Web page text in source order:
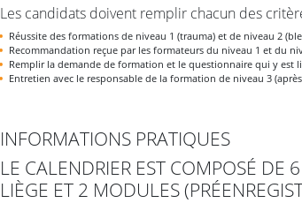
Les candidats doivent remplir chacun des
Réussite des formations de niveau 1 (trauma) et de niveau 2
Recommandation reçue par les formateurs du niveau 1 et du
Remplir la demande de formation et le questionnaire qui y est
Entretien avec le responsable de la formation de niveau 3
INFORMATIONS PRATIQUES
LE CALENDRIER EST COMPOSÉ DE
LIÈGE ET 2 MODULES